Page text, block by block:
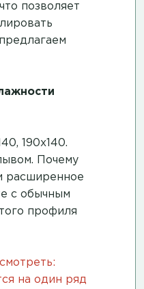
позволяет
190х140.
Почему
расширенное
с обычным
профиля
на один ряд